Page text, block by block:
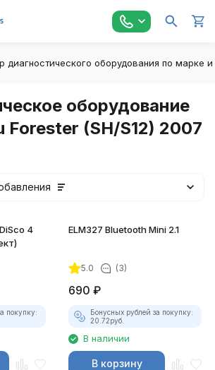
диагностического оборудования по марке
оборудование
Forester (SH/S12) 2007
4
покупку:
ELM327 Bluetooth Mini 2.1
5.0 (3)
690 ₽
Бонусных рублей за покупку:
20.72руб.
В наличии
В корзину